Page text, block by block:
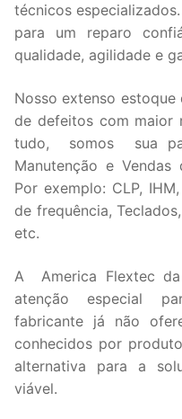
técnicos
para um reparo
qualidade, agilidade e
Nosso extenso
de defeitos com maior
tudo, somos sua
Manutenção e Vendas
Por exemplo: CLP,
de frequência,
etc.
A America Flextec
atenção especial
fabricante já não
conhecidos por
alternativa para a
viável.